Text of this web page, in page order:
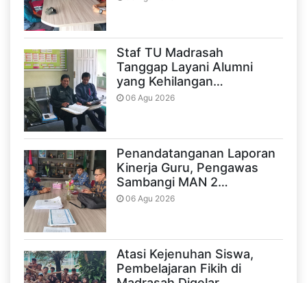
Staf TU Madrasah
Tanggap Layani Alumni
yang Kehilangan…
06 Agu 2026
Penandatanganan Laporan
Kinerja Guru, Pengawas
Sambangi MAN 2…
06 Agu 2026
Atasi Kejenuhan Siswa,
Pembelajaran Fikih di